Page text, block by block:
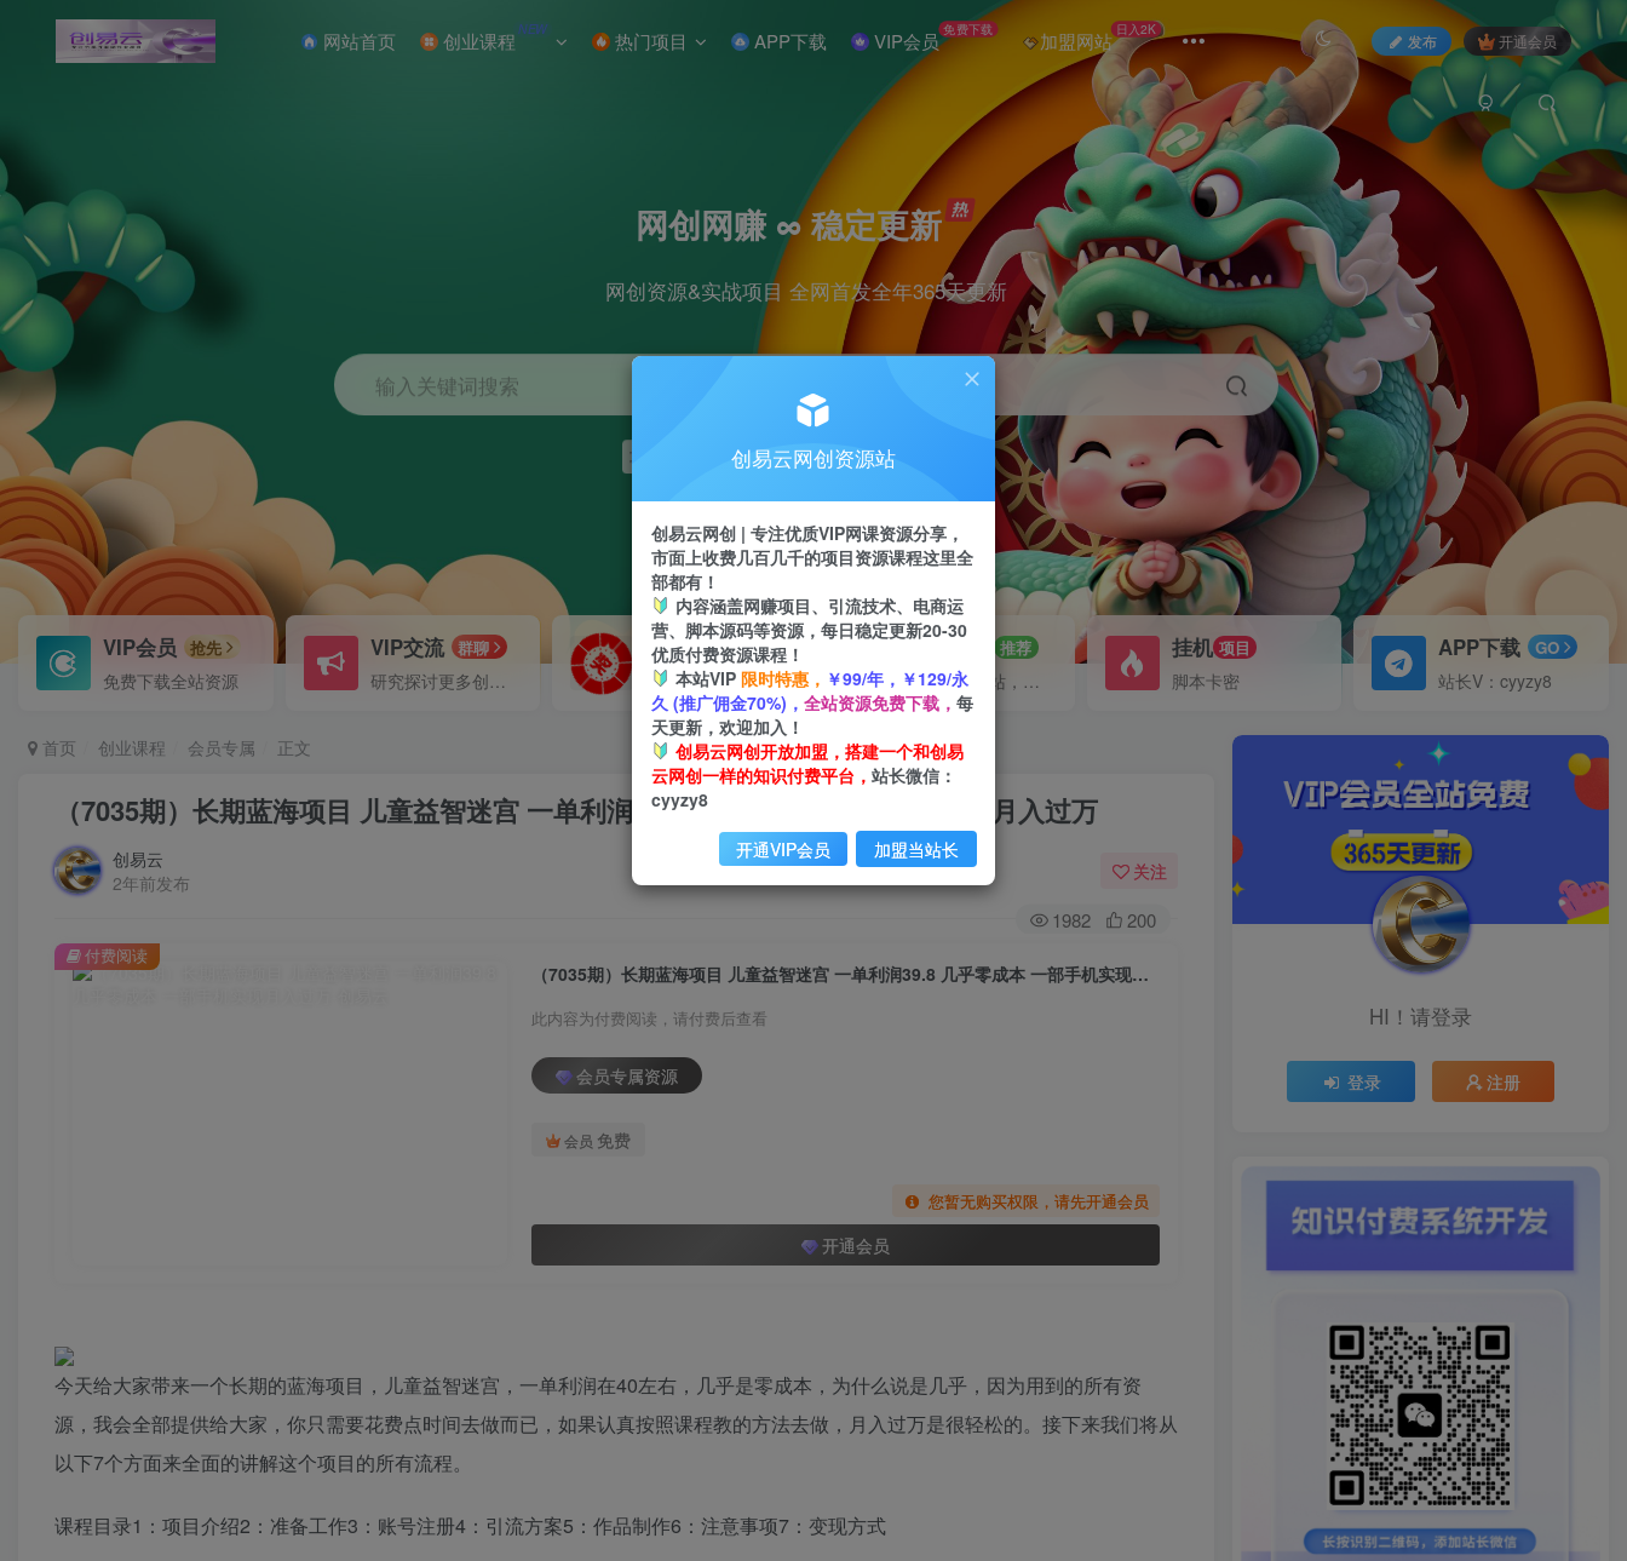
网站首页 创业课程 NEW 热门项目 APP下载 VIP会员 免费下载 加盟网站 日入2K
发布 开通会员
网创网赚 ∞ 稳定更新
网创资源&实战项目 全网首发全年365天更新
输入关键词搜索
项目 引流 短视频 剪辑
VIP会员 抢先
免费下载全站资源
VIP交流 群聊
研究探讨更多创业项目路子。
VIP推广
70%分佣
会员专属推广链接
招募站长 推荐
搭建同款网站，自己当老板
挂机 项目
脚本卡密
APP下载 GO
站长V：cyyzy8
首页 创业课程 会员专属 正文
（7035期）长期蓝海项目 儿童益智迷宫 一单利润39.8 几乎零成本 一部手机实现月入过万
创易云
2年前发布
关注
1982 200
（7035期）长期蓝海项目 儿童益智迷宫 一单利润39.8 几乎零成本 一部手机实现月入过万
此内容为付费阅读，请付费后查看
会员专属资源
会员 免费
您暂无购买权限，请先开通会员
开通会员
付费阅读
今天给大家带来一个长期的蓝海项目，儿童益智迷宫，一单利润在40左右，几乎是零成本，为什么说是几乎，因为用到的所有资
源，我会全部提供给大家，你只需要花费点时间去做而已，如果认真按照课程教的方法去做，月入过万是很轻松的。接下来我们将从
以下7个方面来全面的讲解这个项目的所有流程。
课程目录1：项目介绍2：准备工作3：账号注册4：引流方案5：作品制作6：注意事项7：变现方式
HI！请登录
登录 注册
创易云网创资源站
创易云网创 | 专注优质VIP网课资源分享，
市面上收费几百几千的项目资源课程这里全
部都有！
内容涵盖网赚项目、引流技术、电商运
营、脚本源码等资源，每日稳定更新20-30
优质付费资源课程！
本站VIP 限时特惠， ￥99/年，￥129/永
久 (推广佣金70%)， 全站资源免费下载， 每
天更新，欢迎加入！
创易云网创开放加盟，搭建一个和创易
云网创一样的知识付费平台， 站长微信：
cyyzy8
开通VIP会员 加盟当站长